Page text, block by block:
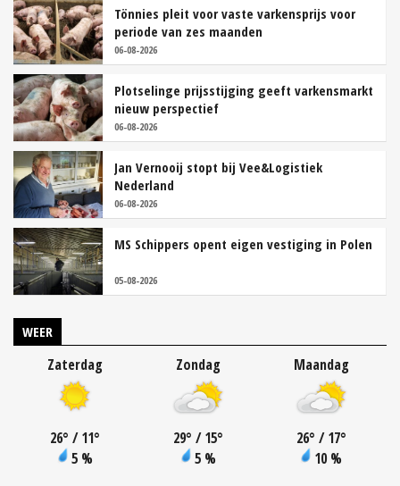
Tönnies pleit voor vaste varkensprijs voor
periode van zes maanden
06-08-2026
Plotselinge prijsstijging geeft varkensmarkt
nieuw perspectief
06-08-2026
Jan Vernooij stopt bij Vee&Logistiek
Nederland
06-08-2026
MS Schippers opent eigen vestiging in Polen
05-08-2026
WEER
Zaterdag
26° / 11°
5 %
Zondag
29° / 15°
5 %
Maandag
26° / 17°
10 %